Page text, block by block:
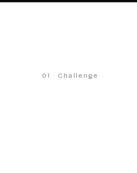
01 · Challenge